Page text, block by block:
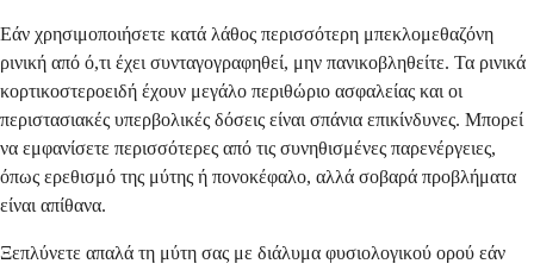
Εάν χρησιμοποιήσετε κατά λάθος περισσότερη μπεκλομεθαζόνη
ρινική από ό,τι έχει συνταγογραφηθεί, μην πανικοβληθείτε. Τα ρινικά
κορτικοστεροειδή έχουν μεγάλο περιθώριο ασφαλείας και οι
περιστασιακές υπερβολικές δόσεις είναι σπάνια επικίνδυνες. Μπορεί
να εμφανίσετε περισσότερες από τις συνηθισμένες παρενέργειες,
όπως ερεθισμό της μύτης ή πονοκέφαλο, αλλά σοβαρά προβλήματα
είναι απίθανα.
Ξεπλύνετε απαλά τη μύτη σας με διάλυμα φυσιολογικού ορού εάν